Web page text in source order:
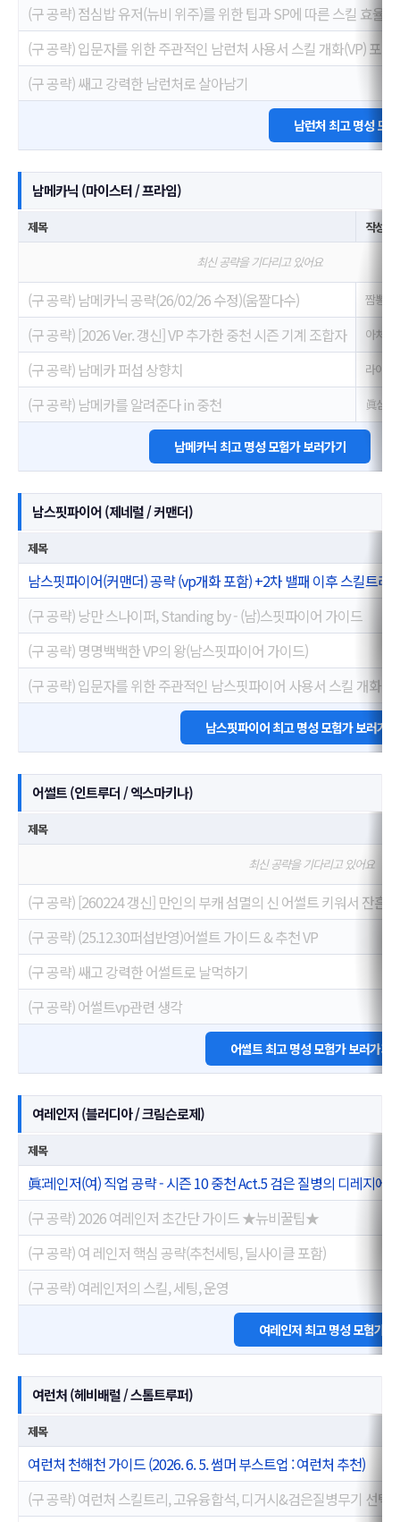
(구 공략) 점심밥 유저(뉴비 위주)를 위한 팁과 SP에 따른 스킬 효율
(구 공략) 입문자를 위한 주관적인 남런처 사용서 스킬 개화(VP) 포함
(구 공략) 쌔고 강력한 남런처로 살아남기
남런처 최고 명성 모
남메카닉 (마이스터 / 프라임)
제목 작성자
최신 공략을 기다리고 있어요
(구 공략) 남메카닉 공략(26/02/26 수정)(움짤다수) 짬뽕배
(구 공략) [2026 Ver. 갱신] VP 추가한 중천 시즌 기계 조합자 아처♬
(구 공략) 남메카 퍼섭 상향치 라이트
(구 공략) 남메카를 알려준다 in 중천 眞심영
남메카닉 최고 명성 모험가 보러가기
남스핏파이어 (제네럴 / 커맨더)
제목
남스핏파이어(커맨더) 공략 (vp개화 포함) +2차 밸패 이후 스킬트리
(구 공략) 낭만 스나이퍼, Standing by - (남)스핏파이어 가이드
(구 공략) 명명백백한 VP의 왕(남스핏파이어 가이드)
(구 공략) 입문자를 위한 주관적인 남스핏파이어 사용서 스킬 개화
남스핏파이어 최고 명성 모험가 보러가기
어썰트 (인트루더 / 엑스마키나)
제목
최신 공략을 기다리고 있어요
(구 공략) [260224 갱신] 만인의 부캐 섬멸의 신 어썰트 키워서 잔흔
(구 공략) (25.12.30퍼섭반영)어썰트 가이드 & 추천 VP
(구 공략) 쌔고 강력한 어썰트로 날먹하기
(구 공략) 어썰트vp관련 생각
어썰트 최고 명성 모험가 보러가기
여레인저 (블러디아 / 크림슨로제)
제목
眞:레인저(여) 직업 공략 - 시즌 10 중천 Act.5 검은 질병의 디레지에
(구 공략) 2026 여레인저 초간단 가이드 ★뉴비꿀팁★
(구 공략) 여 레인저 핵심 공략(추천세팅, 딜사이클 포함)
(구 공략) 여레인저의 스킬, 세팅, 운영
여레인저 최고 명성 모험가
여런처 (헤비배럴 / 스톰트루퍼)
제목
여런처 천해천 가이드 (2026. 6. 5. 썸머 부스트업 : 여런처 추천)
(구 공략) 여런처 스킬트리, 고유융합석, 디거시&검은질병무기 선택